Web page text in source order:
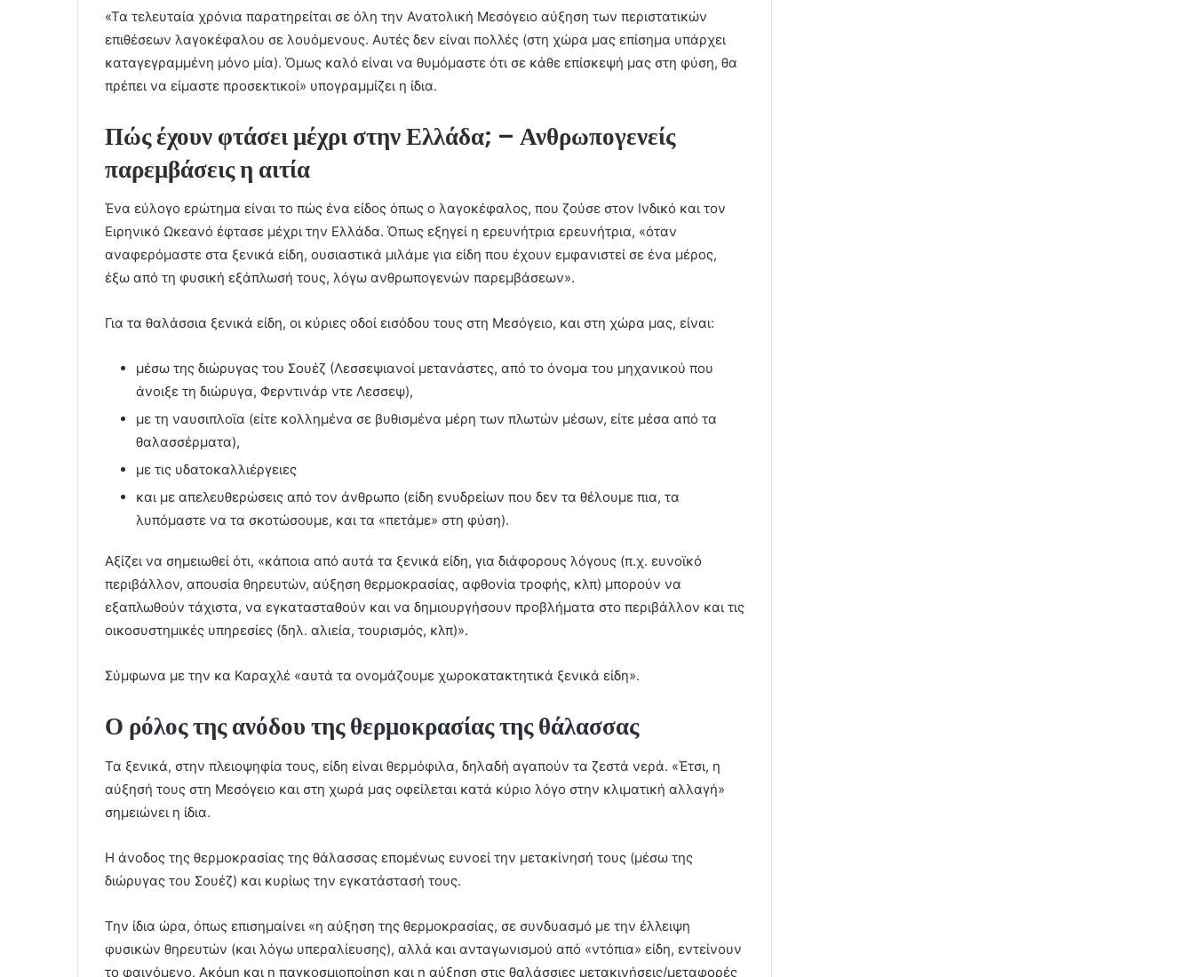
«Τα τελευταία χρόνια παρατηρείται σε όλη την Ανατολική Μεσόγειο αύξηση των περιστατικών
επιθέσεων λαγοκέφαλου σε λουόμενους. Αυτές δεν είναι πολλές (στη χώρα μας επίσημα υπάρχει
καταγεγραμμένη μόνο μία). Όμως καλό είναι να θυμόμαστε ότι σε κάθε επίσκεψή μας στη φύση, θα
πρέπει να είμαστε προσεκτικοί» υπογραμμίζει η ίδια.
Πώς έχουν φτάσει μέχρι στην Ελλάδα; – Ανθρωπογενείς
παρεμβάσεις η αιτία
Ένα εύλογο ερώτημα είναι το πώς ένα είδος όπως ο λαγοκέφαλος, που ζούσε στον Ινδικό και τον
Ειρηνικό Ωκεανό έφτασε μέχρι την Ελλάδα. Όπως εξηγεί η ερευνήτρια ερευνήτρια, «όταν
αναφερόμαστε στα ξενικά είδη, ουσιαστικά μιλάμε για είδη που έχουν εμφανιστεί σε ένα μέρος,
έξω από τη φυσική εξάπλωσή τους, λόγω ανθρωπογενών παρεμβάσεων».
Για τα θαλάσσια ξενικά είδη, οι κύριες οδοί εισόδου τους στη Μεσόγειο, και στη χώρα μας, είναι:
μέσω της διώρυγας του Σουέζ (Λεσσεψιανοί μετανάστες, από το όνομα του μηχανικού που
άνοιξε τη διώρυγα, Φερντινάρ ντε Λεσσεψ),
με τη ναυσιπλοϊα (είτε κολλημένα σε βυθισμένα μέρη των πλωτών μέσων, είτε μέσα από τα
θαλασσέρματα),
με τις υδατοκαλλιέργειες
και με απελευθερώσεις από τον άνθρωπο (είδη ενυδρείων που δεν τα θέλουμε πια, τα
λυπόμαστε να τα σκοτώσουμε, και τα «πετάμε» στη φύση).
Αξίζει να σημειωθεί ότι, «κάποια από αυτά τα ξενικά είδη, για διάφορους λόγους (π.χ. ευνοϊκό
περιβάλλον, απουσία θηρευτών, αύξηση θερμοκρασίας, αφθονία τροφής, κλπ) μπορούν να
εξαπλωθούν τάχιστα, να εγκατασταθούν και να δημιουργήσουν προβλήματα στο περιβάλλον και τις
οικοσυστημικές υπηρεσίες (δηλ. αλιεία, τουρισμός, κλπ)».
Σύμφωνα με την κα Καραχλέ «αυτά τα ονομάζουμε χωροκατακτητικά ξενικά είδη».
Ο ρόλος της ανόδου της θερμοκρασίας της θάλασσας
Τα ξενικά, στην πλειοψηφία τους, είδη είναι θερμόφιλα, δηλαδή αγαπούν τα ζεστά νερά. «Έτσι, η
αύξησή τους στη Μεσόγειο και στη χωρά μας οφείλεται κατά κύριο λόγο στην κλιματική αλλαγή»
σημειώνει η ίδια.
Η άνοδος της θερμοκρασίας της θάλασσας επομένως ευνοεί την μετακίνησή τους (μέσω της
διώρυγας του Σουέζ) και κυρίως την εγκατάστασή τους.
Την ίδια ώρα, όπως επισημαίνει «η αύξηση της θερμοκρασίας, σε συνδυασμό με την έλλειψη
φυσικών θηρευτών (και λόγω υπεραλίευσης), αλλά και ανταγωνισμού από «ντόπια» είδη, εντείνουν
το φαινόμενο. Ακόμη και η παγκοσμιοποίηση και η αύξηση στις θαλάσσιες μετακινήσεις/μεταφορές